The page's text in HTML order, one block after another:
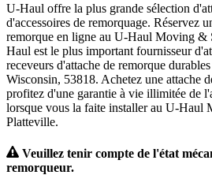
U-Haul offre la plus grande sélection
d'accessoires de remorquage. Réservez
remorque en ligne au U-Haul Moving &
Haul est le plus important fournisseur
receveurs d'attache de remorque
Wisconsin, 53818. Achetez une attache
profitez d'une garantie à vie illimitée de
lorsque vous la faite installer au U-Haul
Platteville.
Veuillez tenir compte de l'état
remorqueur.